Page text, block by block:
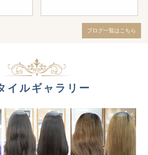
ブログ一覧はこちら
イルギャラリー